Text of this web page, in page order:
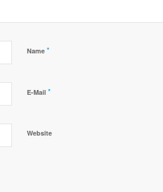
Name *
E-Mail *
Website